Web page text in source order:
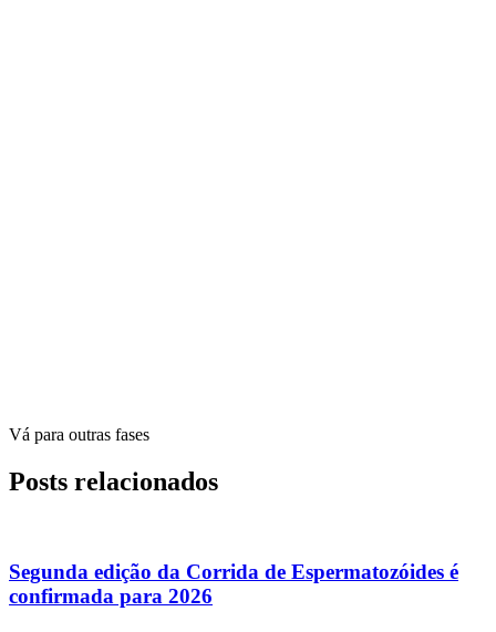
Vá para outras fases
Posts relacionados
Segunda edição da Corrida de Espermatozóides é
confirmada para 2026